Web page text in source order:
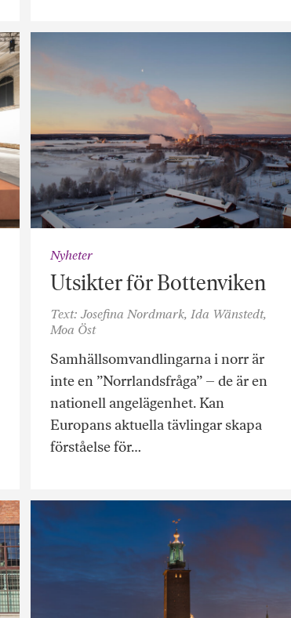
Nyheter
Utsikter för Bottenviken
Text: Josefina Nordmark, Ida Wänstedt,
Moa Öst
Samhällsomvandlingarna i norr är
inte en ”Norrlandsfråga” – de är en
nationell angelägenhet. Kan
Europans aktuella tävlingar skapa
förståelse för…